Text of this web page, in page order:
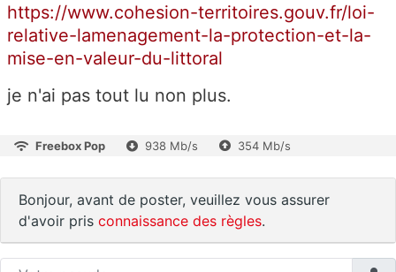
https://www.cohesion-territoires.gouv.fr/loi-
relative-lamenagement-la-protection-et-la-
mise-en-valeur-du-littoral
je n'ai pas tout lu non plus.
Freebox Pop 938 Mb/s 354 Mb/s
Bonjour, avant de poster, veuillez vous assurer
d'avoir pris connaissance des règles.